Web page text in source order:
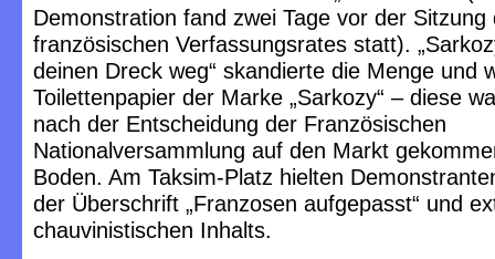
Demonstration fand zwei Tage vor der Sitzung
französischen Verfassungsrates statt).
deinen Dreck weg“ skandierte die Menge und
Toilettenpapier der Marke „Sarkozy“ – diese
nach der Entscheidung der Französischen
Nationalversammlung auf den Markt
Boden. Am Taksim-Platz hielten
der Überschrift „Franzosen aufgepasst“ und
chauvinistischen Inhalts.